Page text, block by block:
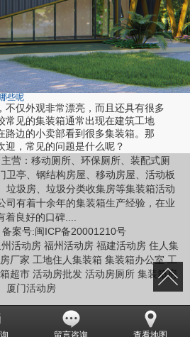
些呢
不仅外观非常漂亮，而且还具有很多
常见的集装箱通常出现在建筑工地
路边的小卖部看到很多集装箱。那
迎，常见的问题是什么呢？
营： 移动厕所、环保厕所、装配式厕
卫亭、钢结构房屋、移动房屋、活动板
垃圾房、垃圾分类收集房等集装箱活动
司有着十余年的集装箱生产经验，在业
着良好的口碑....
备案号:闽ICP备20001210号
州活动房 福州活动房 福建活动房 住人集
厂家 工地住人集装箱 集装箱办公室 工
超市 活动房批发 活动房厕所 集装箱房
厦门活动房
留言咨询 查看地图